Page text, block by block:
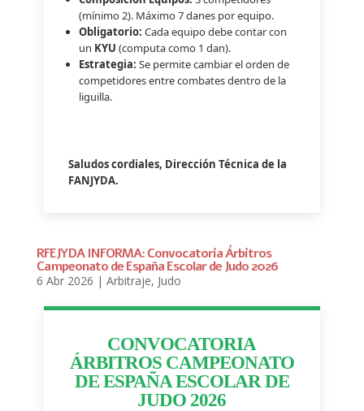
(mínimo 2). Máximo 7 danes por equipo.
Obligatorio: Cada equipo debe contar con
un KYU (computa como 1 dan).
Estrategia: Se permite cambiar el orden de
competidores entre combates dentro de la
liguilla.
Saludos cordiales, Dirección Técnica de la
FANJYDA.
RFEJYDA INFORMA: Convocatoria Árbitros
Campeonato de España Escolar de Judo 2026
6 Abr 2026 | Arbitraje, Judo
CONVOCATORIA
ÁRBITROS CAMPEONATO
DE ESPAÑA ESCOLAR DE
JUDO 2026